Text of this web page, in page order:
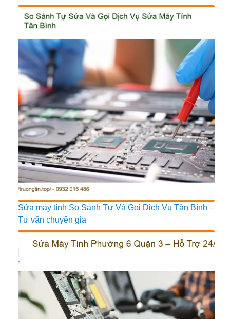
Sửa máy tính So Sánh Tự Và Gọi Dịch Vụ Tân Bình –
Tư vấn chuyên gia